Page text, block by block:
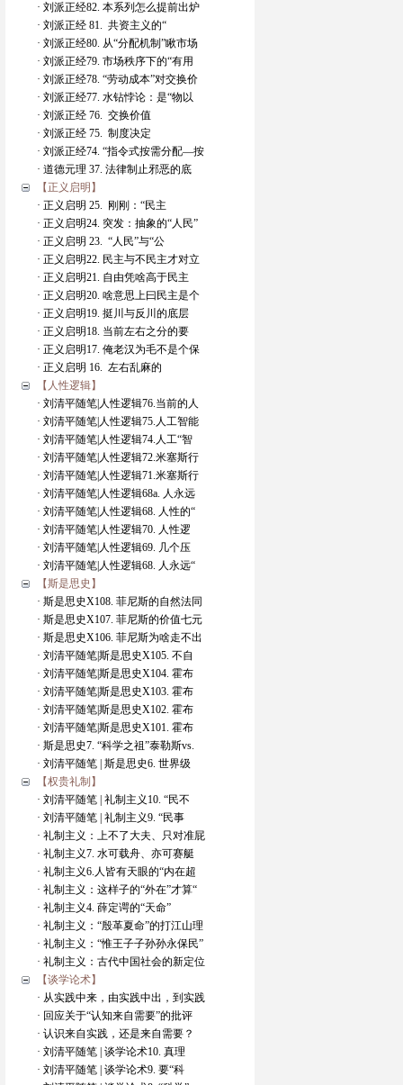
· 刘派正经82. 本系列怎么提前出炉
· 刘派正经 81. 共资主义的“
· 刘派正经80. 从“分配机制”瞅市场
· 刘派正经79. 市场秩序下的“有用
· 刘派正经78. “劳动成本”对交换价
· 刘派正经77. 水钻悖论：是“物以
· 刘派正经 76. 交换价值
· 刘派正经 75. 制度决定
· 刘派正经74. “指令式按需分配—按
· 道德元理 37. 法律制止邪恶的底
【正义启明】
· 正义启明 25. 刚刚：“民主
· 正义启明24. 突发：抽象的“人民”
· 正义启明 23. “人民”与“公
· 正义启明22. 民主与不民主才对立
· 正义启明21. 自由凭啥高于民主
· 正义启明20. 啥意思上曰民主是个
· 正义启明19. 挺川与反川的底层
· 正义启明18. 当前左右之分的要
· 正义启明17. 俺老汉为毛不是个保
· 正义启明 16. 左右乱麻的
【人性逻辑】
· 刘清平随笔|人性逻辑76.当前的人
· 刘清平随笔|人性逻辑75.人工智能
· 刘清平随笔|人性逻辑74.人工“智
· 刘清平随笔|人性逻辑72.米塞斯行
· 刘清平随笔|人性逻辑71.米塞斯行
· 刘清平随笔|人性逻辑68a. 人永远
· 刘清平随笔|人性逻辑68. 人性的“
· 刘清平随笔|人性逻辑70. 人性逻
· 刘清平随笔|人性逻辑69. 几个压
· 刘清平随笔|人性逻辑68. 人永远“
【斯是思史】
· 斯是思史X108. 菲尼斯的自然法同
· 斯是思史X107. 菲尼斯的价值七元
· 斯是思史X106. 菲尼斯为啥走不出
· 刘清平随笔|斯是思史X105. 不自
· 刘清平随笔|斯是思史X104. 霍布
· 刘清平随笔|斯是思史X103. 霍布
· 刘清平随笔|斯是思史X102. 霍布
· 刘清平随笔|斯是思史X101. 霍布
· 斯是思史7. “科学之祖”泰勒斯vs.
· 刘清平随笔 | 斯是思史6. 世界级
【权贵礼制】
· 刘清平随笔 | 礼制主义10. “民不
· 刘清平随笔 | 礼制主义9. “民事
· 礼制主义：上不了大夫、只对准屁
· 礼制主义7. 水可载舟、亦可赛艇
· 礼制主义6.人皆有天眼的“内在超
· 礼制主义：这样子的“外在”才算“
· 礼制主义4. 薛定谔的“天命”
· 礼制主义：“殷革夏命”的打江山理
· 礼制主义：“惟王子子孙孙永保民”
· 礼制主义：古代中国社会的新定位
【谈学论术】
· 从实践中来，由实践中出，到实践
· 回应关于“认知来自需要”的批评
· 认识来自实践，还是来自需要？
· 刘清平随笔 | 谈学论术10. 真理
· 刘清平随笔 | 谈学论术9. 要“科